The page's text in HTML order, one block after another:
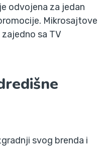
odvojena za jedan
Mikrosajtove
sa TV
svog brenda i